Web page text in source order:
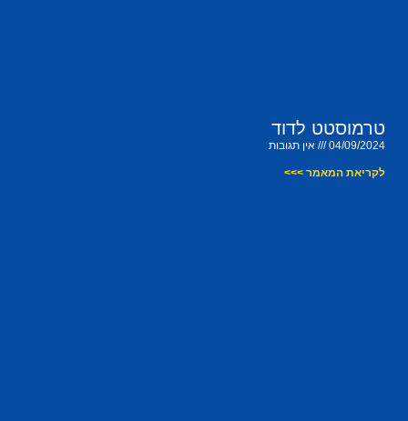
טרמוסטט לדוד
04/09/2024 אין תגובות
לקריאת המאמר >>>